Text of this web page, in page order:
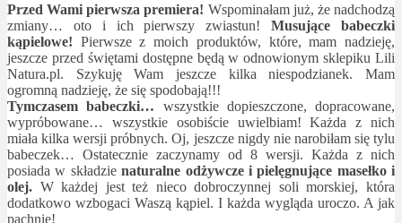
Przed Wami pierwsza premiera! Wspominałam już, że nadchodzą
zmiany… oto i ich pierwszy zwiastun!Musujące babeczki
kąpielowe! Pierwsze z moich produktów, które, mam nadzieję,
jeszcze przed świętami dostępne będą w odnowionym sklepiku Lili
Natura.pl. Szykuję Wam jeszcze kilka niespodzianek. Mam
ogromną nadzieję, że się spodobają!!!
Tymczasem babeczki… wszystkie dopieszczone, dopracowane,
wypróbowane… wszystkie osobiście uwielbiam! Każda z nich
miała kilka wersji próbnych. Oj, jeszcze nigdy nie narobiłam się tylu
babeczek… Ostatecznie zaczynamy od 8 wersji. Każda z nich
posiada w składzienaturalne odżywcze i pielęgnujące masełko i
olej. W każdej jest też nieco dobroczynnej soli morskiej, która
dodatkowo wzbogaci Waszą kąpiel. I każda wygląda uroczo. A jak
pachnie!